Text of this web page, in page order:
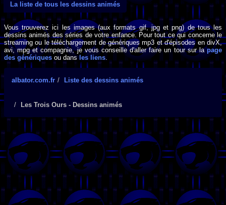
La liste de tous les dessins animés
Vous trouverez ici les images (aux formats gif, jpg et png) de tous les
dessins animés des séries de votre enfance. Pour tout ce qui concerne le
streaming ou le téléchargement de génériques mp3 et d'épisodes en divX,
avi, mpg et compagnie, je vous conseille d'aller faire un tour sur lapage
des génériques ou dansles liens
albator.com.fr Liste des dessins animés
Les Trois Ours - Dessins animés